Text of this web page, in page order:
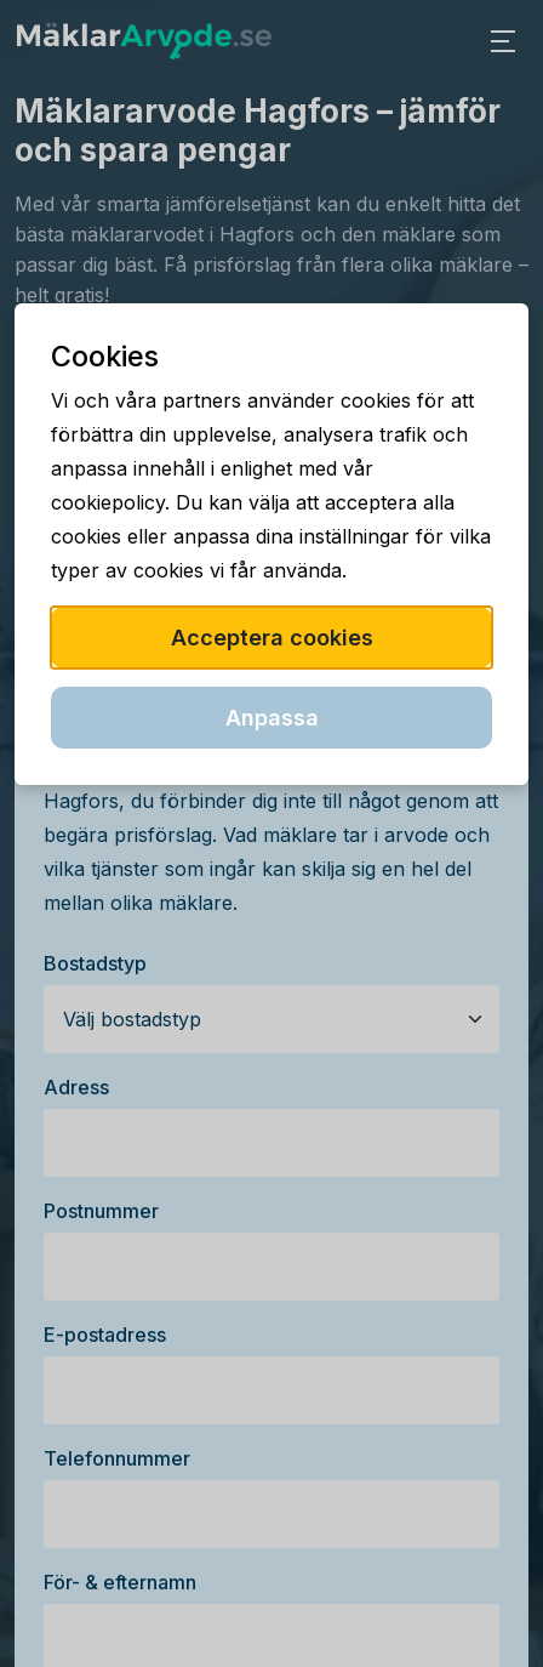
Mäklararvode Hagfors – jämför
och spara pengar
Med vår smarta jämförelsetjänst kan du enkelt hitta det
bästa mäklararvodet i Hagfors och den mäklare som
passar dig bäst. Få prisförslag från flera olika mäklare –
helt gratis!
Fyll i formuläret
Jämför arvoden
Välj mäklare
TJÄNSTEN ÄR GRATIS
Jämför mäklararvoden i
Hagfors
Hagfors, du förbinder dig inte till något genom att
begära prisförslag. Vad mäklare tar i arvode och
vilka tjänster som ingår kan skilja sig en hel del
mellan olika mäklare.
Bostadstyp
Adress
Postnummer
E-postadress
Telefonnummer
För- & efternamn
Cookies
Vi och våra partners använder cookies för att
förbättra din upplevelse, analysera trafik och
anpassa innehåll i enlighet med vår
cookiepolicy. Du kan välja att acceptera alla
cookies eller anpassa dina inställningar för vilka
typer av cookies vi får använda.
Acceptera cookies
Anpassa